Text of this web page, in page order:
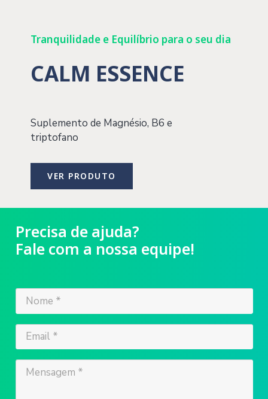
Tranquilidade e Equilíbrio para o seu dia
CALM ESSENCE
Suplemento de Magnésio, B6 e
triptofano
VER PRODUTO
Precisa de ajuda?
Fale com a nossa equipe!